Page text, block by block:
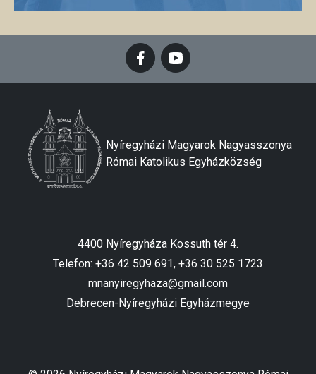
Nyíregyházi Magyarok Nagyasszonya
Római Katolikus Egyházközség
4400 Nyíregyháza Kossuth tér 4.
Telefon: +36 42 509 691, +36 30 525 1723
mnanyiregyhaza@gmail.com
Debrecen-Nyíregyházi Egyházmegye